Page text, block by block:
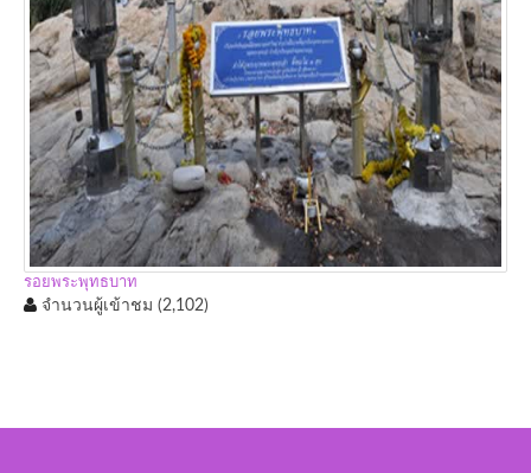
รอยพระพุทธบาท
จำนวนผู้เข้าชม (2,102)